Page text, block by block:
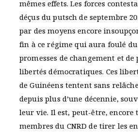
mêmes effets. Les forces
déçus du putsch de septembre
par des moyens encore
fin à ce régime qui aura foulé du
promesses de changement et
libertés démocratiques. Ces
de Guinéens tentent sans
depuis plus d’une décennie,
leur vie. Il est, peut-être, encore
membres du CNRD de tirer les